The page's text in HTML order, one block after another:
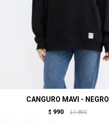
CANGURO MAVI - NEGRO
$ 990 $ 1.890